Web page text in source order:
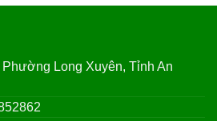
Long Xuyên, Tỉnh An